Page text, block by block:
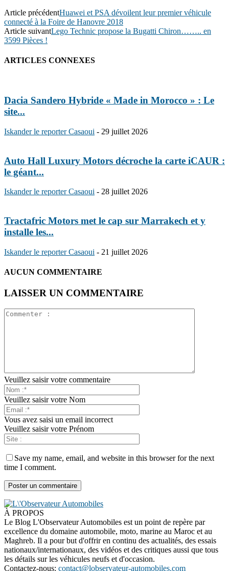
Article précédentHuawei et PSA dévoilent leur premier véhicule
connecté à la Foire de Hanovre 2018
Article suivantLego Technic propose la Bugatti Chiron…….. en
3599 Pièces !
ARTICLES CONNEXES
Dacia Sandero Hybride « Made in Morocco » : Le
site...
Iskander le reporter Casaoui - 29 juillet 2026
Auto Hall Luxury Motors décroche la carte iCAUR :
le géant...
Iskander le reporter Casaoui - 28 juillet 2026
Tractafric Motors met le cap sur Marrakech et y
installe les...
Iskander le reporter Casaoui - 21 juillet 2026
AUCUN COMMENTAIRE
LAISSER UN COMMENTAIRE
Veuillez saisir votre commentaire
Veuillez saisir votre Nom
Vous avez saisi un email incorrect
Veuillez saisir votre Prénom
Save my name, email, and website in this browser for the next
time I comment.
À PROPOS
Le Blog L'Observateur Automobiles est un point de repère par
excellence du domaine automobile, moto, marine au Maroc et au
Maghreb. Il a pour but d'offrir en continu des actualités, des essais
nationaux/internationaux, des vidéos et des critiques aussi que tous
les détails sur les véhicules neufs et d'occasion.
Contactez-nous: contact@lobservateur-automobiles.com